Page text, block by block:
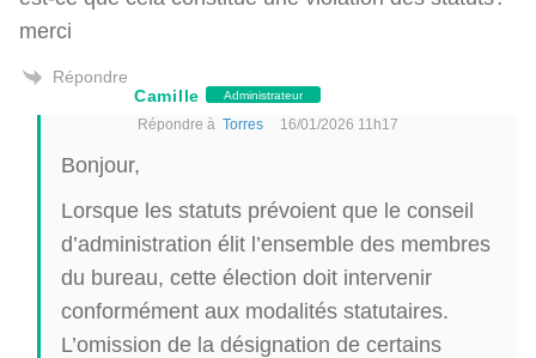
merci
Répondre
Camille
Administrateur
Répondre à Torres 16/01/2026 11h17
Bonjour,
Lorsque les statuts prévoient que le conseil
d’administration élit l’ensemble des membres
du bureau, cette élection doit intervenir
conformément aux modalités statutaires.
L’omission de la désignation de certains